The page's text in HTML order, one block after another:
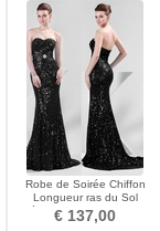
Robe de Soirée Chiffon
Longueur ras du Sol
Désirable Sans Manches
€ 137,00